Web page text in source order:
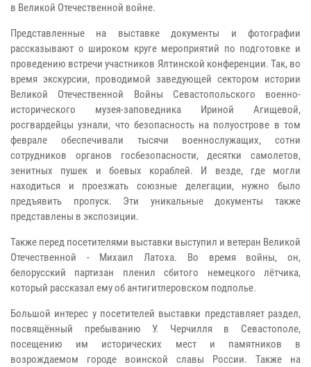
в Великой Отечественной войне.
Представленные на выставке документы и фотографии
рассказывают о широком круге мероприятий по подготовке и
проведению встречи участников Ялтинской конференции. Так, во
время экскурсии, проводимой заведующей сектором истории
Великой Отечественной Войны Севастопольского военно-
исторического музея-заповедника Ириной Агищевой,
росгвардейцы узнали, что безопасность на полуострове в том
феврале обеспечивали тысячи военнослужащих, сотни
сотрудников органов госбезопасности, десятки самолетов,
зенитных пушек и боевых кораблей. И везде, где могли
находиться и проезжать союзные делегации, нужно было
предъявить пропуск. Эти уникальные документы также
представлены в экспозиции.
Также перед посетителями выставки выступил и ветеран Великой
Отечественной - Михаил Латоха. Во время войны, он,
белорусский партизан пленил сбитого немецкого лётчика,
который рассказал ему об антигитлеровском подполье.
Большой интерес у посетителей выставки представляет раздел,
посвящённый пребыванию У. Черчилля в Севастополе,
посещению им исторических мест и памятников в
возрождаемом городе воинской славы России. Также на